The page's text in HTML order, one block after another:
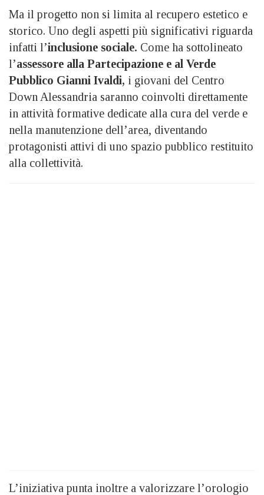
Ma il progetto non si limita al recupero estetico e
storico. Uno degli aspetti più significativi riguarda
infatti l’inclusione sociale. Come ha sottolineato
l’assessore alla Partecipazione e al Verde
Pubblico Gianni Ivaldi, i giovani del Centro
Down Alessandria saranno coinvolti direttamente
in attività formative dedicate alla cura del verde e
nella manutenzione dell’area, diventando
protagonisti attivi di uno spazio pubblico restituito
alla collettività.
L’iniziativa punta inoltre a valorizzare l’orologio